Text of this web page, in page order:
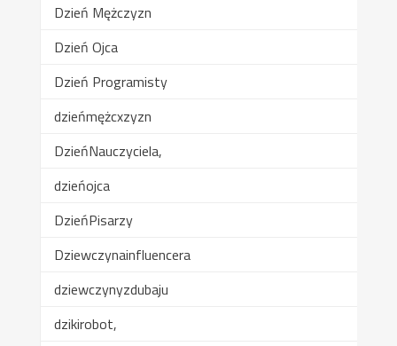
Dzień Mężczyzn
Dzień Ojca
Dzień Programisty
dzieńmężcxzyzn
DzieńNauczyciela,
dzieńojca
DzieńPisarzy
Dziewczynainfluencera
dziewczynyzdubaju
dzikirobot,